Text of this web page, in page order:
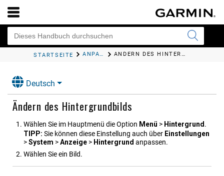
STARTSEITE ANPASSEN DES KARTENPLOTTERS ÄNDERN DES HINTERGRUNDBILDS
Deutsch
Ändern des Hintergrundbilds
Wählen Sie im Hauptmenü die Option Menü > Hintergrund.
TIPP: Sie können diese Einstellung auch über Ein​stel​lungen
>System >Anzeige > Hintergrund anpassen.
Wählen Sie ein Bild.